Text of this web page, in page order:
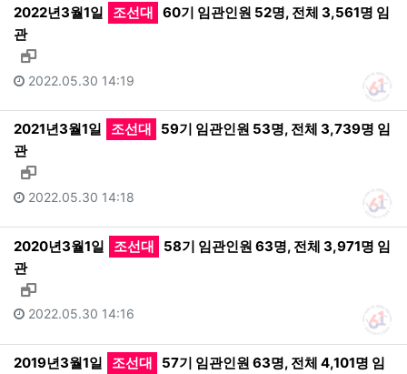
2022년3월1일 조선대 60기 임관인원 52명, 전체 3,561명 임
관
새창으로 보기
2022.05.30 14:19
2021년3월1일 조선대
59기 임관인원 53명, 전체 3,739명 임
관
새창으로 보기
2022.05.30 14:18
2020년3월1일 조선대
58기 임관인원 63명, 전체 3,971명 임
관
새창으로 보기
2022.05.30 14:16
2019년3월1일 조선대
57기 임관인원 63명, 전체 4,101명 임